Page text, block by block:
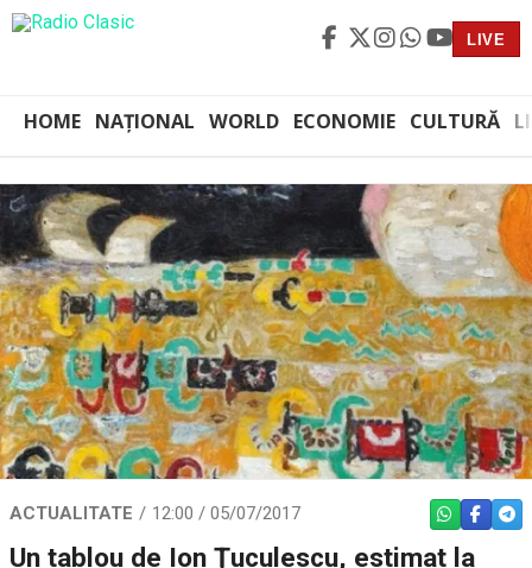
LIVE
HOME NAȚIONAL WORLD ECONOMIE CULTURĂ
ACTUALITATE 12:00 / 05/07/2017 WHATSAPP
Un tablou de Ion Ţuculescu, estimat la